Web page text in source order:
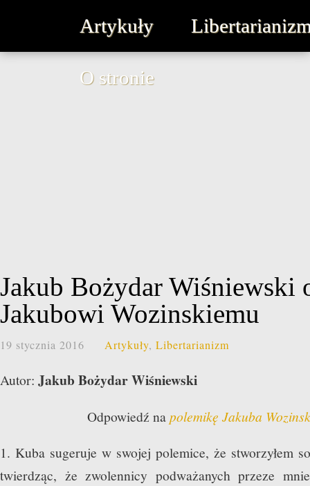
Artykuły
O stronie
Jakub Bożydar Wiśniewski
Jakubowi Wozinskiemu
19 stycznia 2016 Artykuły,Libertarianizm
Autor: Jakub Bożydar Wiśniewski
Odpowiedź napolemikę Jakuba
1. Kuba sugeruje w swojej polemice, że stworzyłem
twierdząc, że zwolennicy podważanych przeze